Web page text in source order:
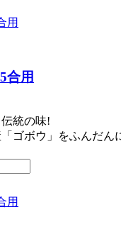
合用
統の味!
ゴボウ」をふんだん